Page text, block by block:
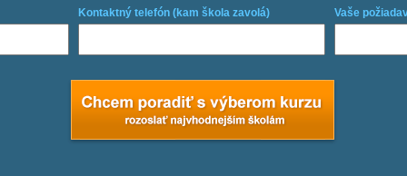
Kontaktný telefón (kam škola zavolá) Vaše